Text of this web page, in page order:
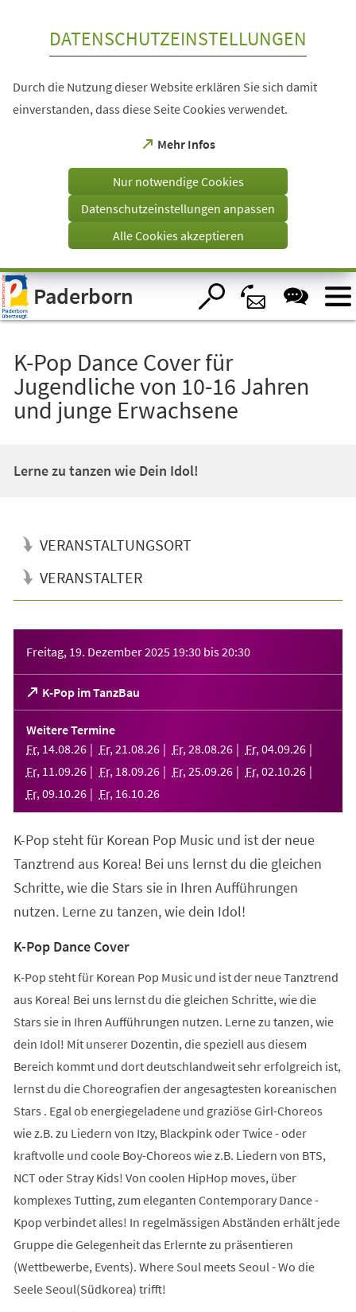
Visuelle
Assistenzsoftware
öffnen.
DATENSCHUTZEINSTELLUNGEN
Durch die Nutzung dieser Website erklären Sie sich damit
einverstanden, dass diese Seite Cookies verwendet.
Mehr Infos
(Öffnet
einem
Tab)
Nur notwendige Cookies
Datenschutzeinstellungen anpassen
Alle Cookies akzeptieren
Paderborn
K-Pop Dance Cover für
Jugendliche von 10-16 Jahren
und junge Erwachsene
Lerne zu tanzen wie Dein Idol!
VERANSTALTUNGSORT
VERANSTALTER
Freitag, 19. Dezember 2025 19:30 bis20:30
K-Pop im TanzBau
(Öffnet
in
einem
neuen
Tab)
Weitere Termine
Fr, 14.08.26 Fr, 21 .08.26 Fr, 28.08.26 Fr, 04.09.26
Fr, 11 .09.26 Fr, 18.09.26 Fr, 25.09.26 Fr, 02.10.26
Fr, 09.10.26 Fr, 16.10.26
K-Pop steht für Korean Pop Music und ist der neue
Tanztrend aus Korea! Bei uns lernst du die gleichen
Schritte, wie die Stars sie in Ihren Aufführungen
nutzen. Lerne zu tanzen, wie dein Idol!
K-Pop Dance Cover
K-Pop steht für Korean Pop Music und ist der neue Tanztrend
aus Korea! Bei uns lernst du die gleichen Schritte, wie die
Stars sie in Ihren Aufführungen nutzen. Lerne zu tanzen, wie
dein Idol! Mit unserer Dozentin, die speziell aus diesem
Bereich kommt und dort deutschlandweit sehr erfolgreich ist,
lernst du die Choreografien der angesagtesten koreanischen
Stars . Egal ob energiegeladene und graziöse Girl-Choreos
wie z.B. zu Liedern von Itzy, Blackpink oder Twice - oder
kraftvolle und coole Boy-Choreos wie z.B. Liedern von BTS,
NCT oder Stray Kids! Von coolen HipHop moves, über
komplexes Tutting, zum eleganten Contemporary Dance -
Kpop verbindet alles! In regelmässigen Abständen erhält jede
Gruppe die Gelegenheit das Erlernte zu präsentieren
(Wettbewerbe, Events). Where Soul meets Seoul - Wo die
Seele Seoul(Südkorea) trifft!